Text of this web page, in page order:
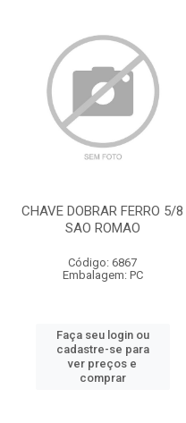
CHAVE DOBRAR FERRO 5/8
SAO ROMAO
Código: 6867
Embalagem: PC
Faça seu login ou
cadastre-se para
ver preços e
comprar